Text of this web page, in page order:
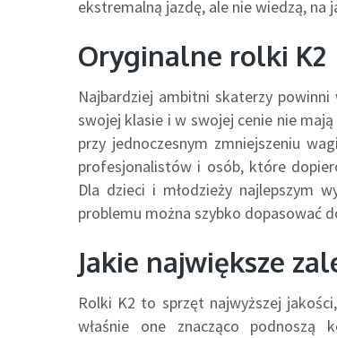
ekstremalną jazdę, ale nie wiedzą,
Oryginalne rolki K2
Najbardziej ambitni skaterzy
swojej klasie i w swojej cenie nie
przy jednoczesnym zmniejszeniu
profesjonalistów i osób, które
Dla dzieci i młodzieży najlepszym
problemu można szybko dopasować
Jakie największe
Rolki K2 to sprzęt najwyższej
właśnie one znacząco